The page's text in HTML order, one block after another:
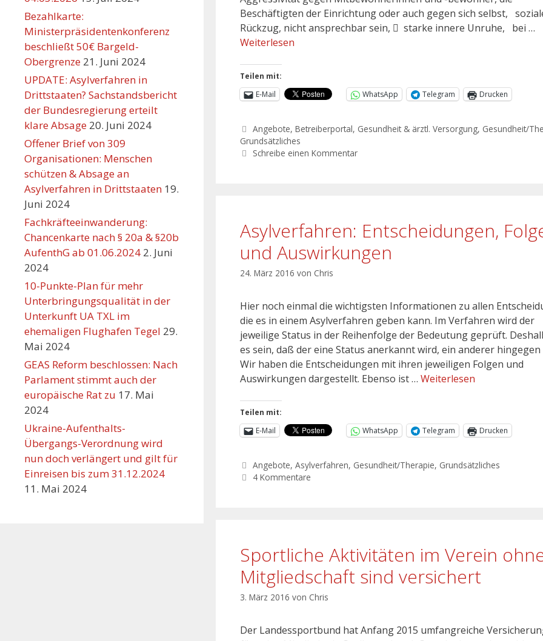
Beschäftigten der Einrichtung oder auch gegen sich selbst,
Rückzug, nicht ansprechbar sein,  starke innere Unruhe, bei …
Weiterlesen
Teilen mit:
E-Mail
WhatsApp Telegram Drucken
Angebote,Betreiberportal, Gesundheit & ärztl. Versorgung, Gesundheit/
Grundsätzliches
Schreibe einen Kommentar
Asylverfahren: Entscheidungen,
und Auswirkungen
24. März 2016 von Chris
Hier noch einmal die wichtigsten Informationen zu allen
die es in einem Asylverfahren geben kann. Im Verfahren wird der
jeweilige Status in der Reihenfolge der Bedeutung geprüft.
es sein, daß der eine Status anerkannt wird, ein anderer hingegen
Wir haben die Entscheidungen mit ihren jeweiligen Folgen und
Auswirkungen dargestellt. Ebenso ist … Weiterlesen
Teilen mit:
E-Mail
WhatsApp Telegram Drucken
Angebote,Asylverfahren, Gesundheit/Therapie, Grundsätzliches
4 Kommentare
Sportliche Aktivitäten im Verein
Mitgliedschaft sind versichert
3. März 2016 von Chris
Der Landessportbund hat Anfang 2015 umfangreiche
Bezahlkarte:
Ministerpräsidentenkonferenz
beschließt 50€ Bargeld-
Obergrenze 21. Juni 2024
UPDATE: Asylverfahren in
Drittstaaten? Sachstandsbericht
der Bundesregierung erteilt
klare Absage 20. Juni 2024
Offener Brief von 309
Organisationen: Menschen
schützen & Absage an
Asylverfahren in Drittstaaten 19.
Juni 2024
Fachkräfteeinwanderung:
Chancenkarte nach § 20a & §20b
AufenthG ab 01.06.2024 2. Juni
2024
10-Punkte-Plan für mehr
Unterbringungsqualität in der
Unterkunft UA TXL im
ehemaligen Flughafen Tegel 29.
Mai 2024
GEAS Reform beschlossen: Nach
Parlament stimmt auch der
europäische Rat zu 17. Mai
2024
Ukraine-Aufenthalts-
Übergangs-Verordnung wird
nun doch verlängert und gilt für
Einreisen bis zum 31.12.2024
11. Mai 2024